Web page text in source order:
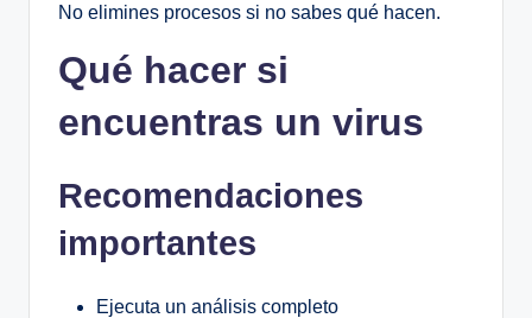
No elimines procesos si no sabes qué hacen.
Qué hacer si
encuentras un virus
Recomendaciones
importantes
Ejecuta un análisis completo